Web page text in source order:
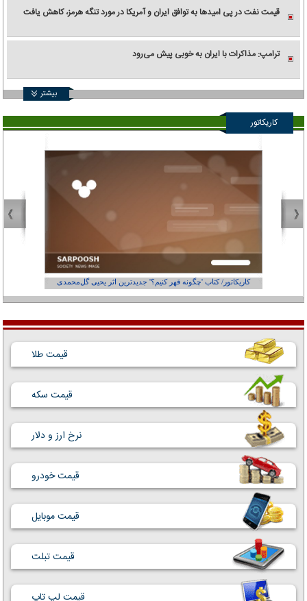
قیمت نفت در پی امیدها به توافق ایران و آمریکا در مورد تنگه هرمز، کاهش یافت
ترامپ: مذاکرات با ایران به خوبی پیش می‌رود
بیشتر
کاریکاتور
کاریکاتور/ کتاب 'چگونه قهر کنیم؟' جدیدترین اثر یحیی گل‌محمدی
قیمت طلا
قیمت سکه
نرخ ارز و دلار
قیمت خودرو
قیمت موبایل
قیمت تبلت
قیمت لپ تاپ